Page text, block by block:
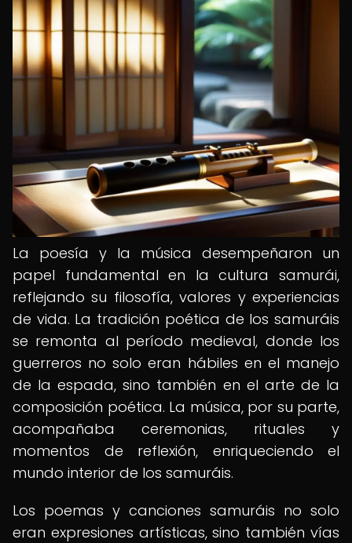
La poesía y la música desempeñaron un
papel fundamental en la cultura samurái,
reflejando su filosofía, valores y experiencias
de vida. La tradición poética de los samuráis
se remonta al período medieval, donde los
guerreros no solo eran hábiles en el manejo
de la espada, sino también en el arte de la
composición poética. La música, por su parte,
acompañaba ceremonias, rituales y
momentos de reflexión, enriqueciendo el
mundo interior de los samuráis.
Los poemas y canciones samuráis no solo
eran expresiones artísticas, sino también vías